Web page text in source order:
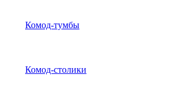
Комод-тумбы
Комод-столики